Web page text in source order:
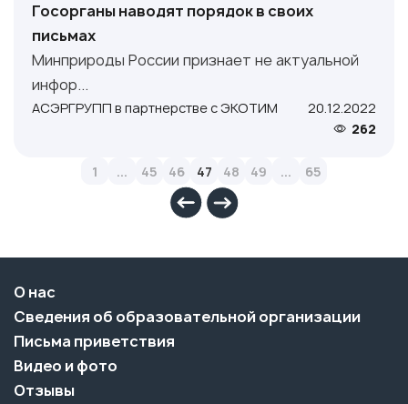
Госорганы наводят порядок в своих
письмах
Минприроды России признает не актуальной
инфор...
АСЭРГРУПП в партнерстве с ЭКОТИМ
20.12.2022
262
1 ... 45 46 47 48 49 ... 65
О нас
Сведения об образовательной организации
Письма приветствия
Видео и фото
Отзывы